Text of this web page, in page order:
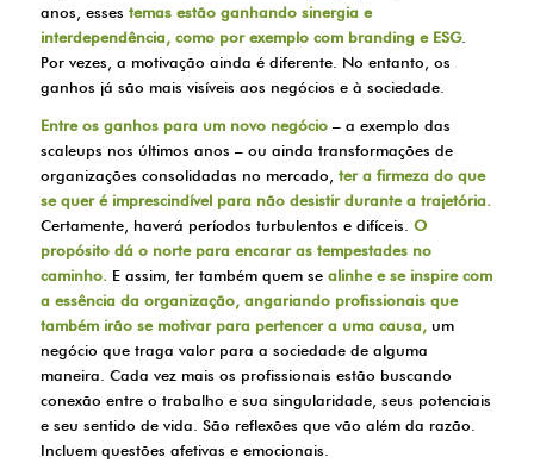
anos, esses temas estão ganhando sinergia e
interdependência, como por exemplo com branding e ESG.
Por vezes, a motivação ainda é diferente. No entanto, os
ganhos já são mais visíveis aos negócios e à sociedade.
Entre os ganhos para um novo negócio– a exemplo das
scaleups nos últimos anos – ou ainda transformações de
organizações consolidadas no mercado, ter a firmeza do que
se quer é imprescindível para não desistir durante a trajetória.
Certamente, haverá períodos turbulentos e difíceis. O
propósito dá o norte para encarar as tempestades no
caminho.E assim, ter também quem se alinhe e se inspire com
a essência da organização, angariando profissionais que
também irão se motivar para pertencer a uma causa,um
negócio que traga valor para a sociedade de alguma
maneira. Cada vez mais os profissionais estão buscando
conexão entre o trabalho e sua singularidade, seus potenciais
e seu sentido de vida. São reflexões que vão além da razão.
Incluem questões afetivas e emocionais.